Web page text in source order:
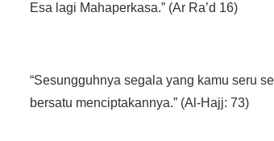
Esa lagi Mahaperkasa.” (Ar Ra’d 16)
“Sesungguhnya segala yang kamu seru
bersatu menciptakannya.” (Al-Hajj: 73)